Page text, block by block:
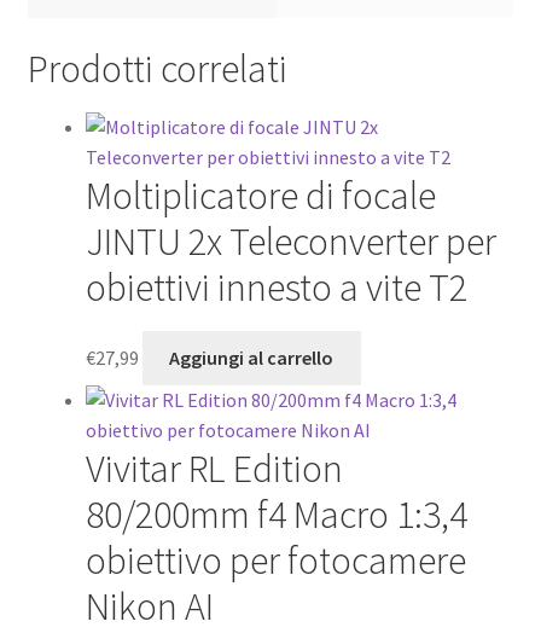
Prodotti correlati
Moltiplicatore di focale
JINTU 2x Teleconverter per
obiettivi innesto a vite T2
€27,99 Aggiungi al carrello
Vivitar RL Edition
80/200mm f4 Macro 1:3,4
obiettivo per fotocamere
Nikon AI